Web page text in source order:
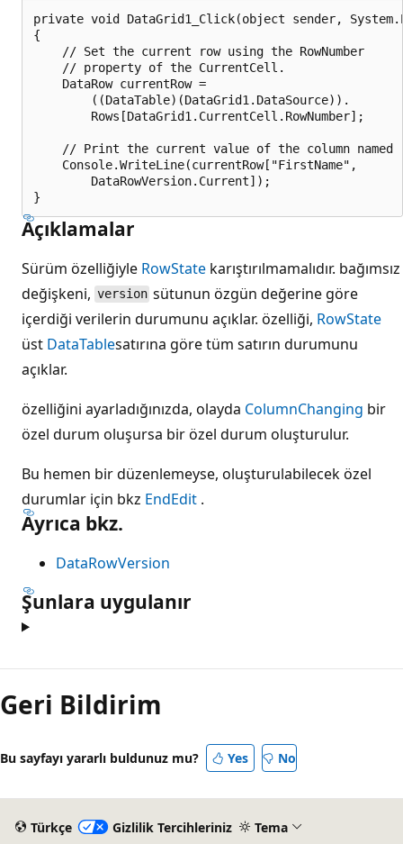
private void DataGrid1_Click(object sender,
{
    // Set the current row using the RowNumber
    // property of the CurrentCell.
    DataRow currentRow =
        ((DataTable)(DataGrid1.DataSource)).
        Rows[DataGrid1.CurrentCell.RowNumber];
// Print the current value of the column named
    Console.WriteLine(currentRow["FirstName",
        DataRowVersion.Current]);
Açıklamalar
Sürüm özelliğiyle RowState karıştırılmamalıdır. bağımsız
değişkeni, version sütunun özgün değerine göre
içerdiği verilerin durumunu açıklar. özelliği, RowState
üst DataTablesatırına göre tüm satırın durumunu
açıklar.
özelliğini ayarladığınızda, olayda ColumnChanging bir
özel durum oluşursa bir özel durum oluşturulur.
Bu hemen bir düzenlemeyse, oluşturulabilecek özel
durumlar için bkz EndEdit .
Ayrıca bkz.
DataRowVersion
Şunlara uygulanır
Geri Bildirim
Bu sayfayı yararlı buldunuz mu? Yes No
Türkçe Gizlilik Tercihleriniz Tema